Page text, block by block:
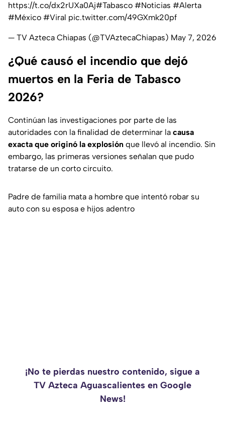
https://t.co/dx2rUXa0Aj#Tabasco #Noticias #Alerta
#México #Viral pic.twitter.com/49GXmk20pf
— TV Azteca Chiapas (@TVAztecaChiapas) May 7, 2026
¿Qué causó el incendio que dejó
muertos en la Feria de Tabasco
2026?
Continúan las investigaciones por parte de las
autoridades con la finalidad de determinar la causa
exacta que originó la explosión que llevó al incendio. Sin
embargo, las primeras versiones señalan que pudo
tratarse de un corto circuito.
Padre de familia mata a hombre que intentó robar su
auto con su esposa e hijos adentro
¡No te pierdas nuestro contenido, sigue a
TV Azteca Aguascalientes en Google
News!